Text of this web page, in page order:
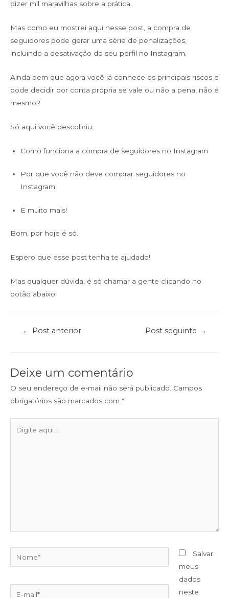
dizer mil maravilhas sobre a prática.
Mas como eu mostrei aqui nesse post, a compra de
seguidores pode gerar uma série de penalizações,
incluindo a desativação do seu perfil no Instagram.
Ainda bem que agora você já conhece os principais riscos e
pode decidir por conta própria se vale ou não a pena, não é
mesmo?
Só aqui você descobriu:
Como funciona a compra de seguidores no Instagram
Por que você não deve comprar seguidores no
Instagram
E muito mais!
Bom, por hoje é só.
Espero que esse post tenha te ajudado!
Mas qualquer dúvida, é só chamar a gente clicando no
botão abaixo.
← Post anterior Post seguinte →
Deixe um comentário
O seu endereço de e-mail não será publicado. Campos
obrigatórios são marcados com *
Salvar
meus
dados
neste